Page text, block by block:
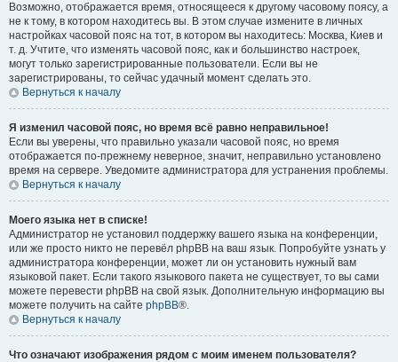
Возможно, отображается время, относящееся к другому часовому поясу, а
не к тому, в котором находитесь вы. В этом случае измените в личных
настройках часовой пояс на тот, в котором вы находитесь: Москва, Киев и
т. д. Учтите, что изменять часовой пояс, как и большинство настроек,
могут только зарегистрированные пользователи. Если вы не
зарегистрированы, то сейчас удачный момент сделать это.
Вернуться к началу
Я изменил часовой пояс, но время всё равно неправильное!
Если вы уверены, что правильно указали часовой пояс, но время
отображается по-прежнему неверное, значит, неправильно установлено
время на сервере. Уведомите администратора для устранения проблемы.
Вернуться к началу
Моего языка нет в списке!
Администратор не установил поддержку вашего языка на конференции,
или же просто никто не перевёл phpBB на ваш язык. Попробуйте узнать у
администратора конференции, может ли он установить нужный вам
языковой пакет. Если такого языкового пакета не существует, то вы сами
можете перевести phpBB на свой язык. Дополнительную информацию вы
можете получить на сайте phpBB®.
Вернуться к началу
Что означают изображения рядом с моим именем пользователя?